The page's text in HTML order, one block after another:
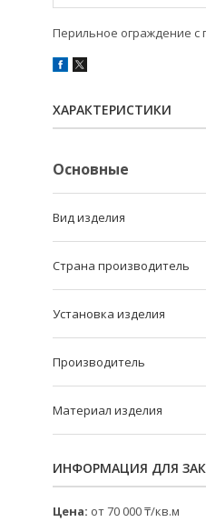
Перильное ограждение с
ХАРАКТЕРИСТИКИ
Основные
Вид изделия
Страна производитель
Установка изделия
Производитель
Материал изделия
ИНФОРМАЦИЯ ДЛЯ
Цена: от 70 000 ₸/кв.м